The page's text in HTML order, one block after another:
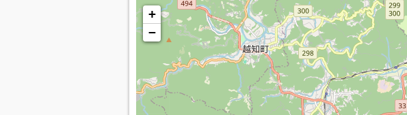
+
−